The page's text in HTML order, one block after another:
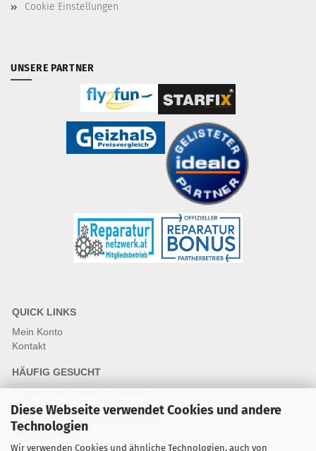
Diese Webseite verwendet Cookies und andere
Technologien
Wir verwenden Cookies und ähnliche Technologien, auch von
Cookie Einstellungen
UNSERE PARTNER
QUICK LINKS
Mein Konto
Kontakt
HÄUFIG GESUCHT
Fragen und Antworten Webshop
Fragen & Antworten Reparatur
Qualitätsstandards für Ersatzteile
Reparaturablauf